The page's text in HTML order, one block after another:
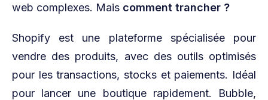
web complexes. Mais comment trancher ?
Shopify est une plateforme spécialisée pour
vendre des produits, avec des outils optimisés
pour les transactions, stocks et paiements. Idéal
pour lancer une boutique rapidement. Bubble,